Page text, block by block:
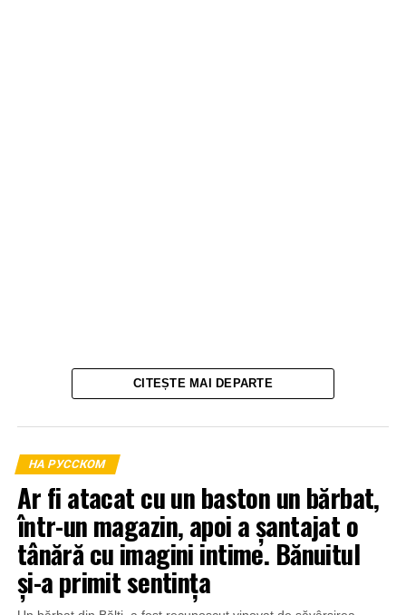
CITEȘTE MAI DEPARTE
НА РУССКОМ
Ar fi atacat cu un baston un bărbat,
într-un magazin, apoi a șantajat o
tânără cu imagini intime. Bănuitul
și-a primit sentința